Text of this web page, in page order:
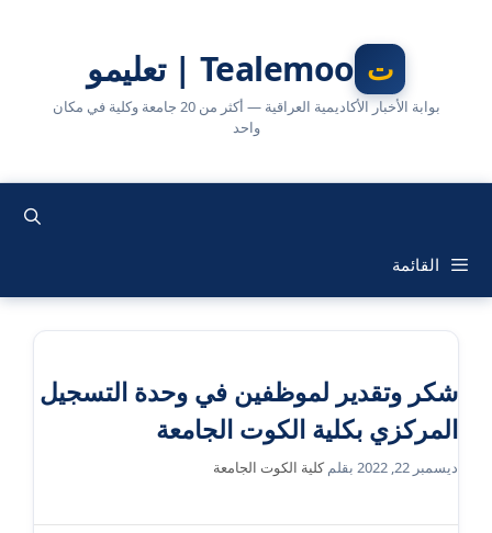
Tealemoo | تعليمو
بوابة الأخبار الأكاديمية العراقية — أكثر من 20 جامعة وكلية في مكان
واحد
القائمة
شكر وتقدير لموظفين في وحدة التسجيل
المركزي بكلية الكوت الجامعة
ديسمبر 22, 2022 بقلمكلية الكوت الجامعة